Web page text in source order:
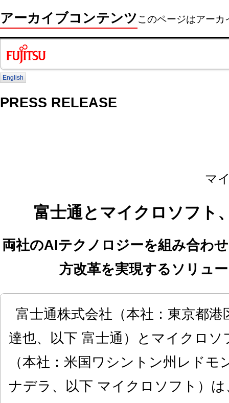
アーカイブコンテンツこのページはアー
English
PRESS RELEASE
マ
富士通とマイクロソフト
両社のAIテクノロジーを組み合わ
方改革を実現するソリュ
富士通株式会社（本社：東京都
達也、以下 富士通）とマイクロ
（本社：米国ワシントン州レド
ナデラ、以下 マイクロソフト）